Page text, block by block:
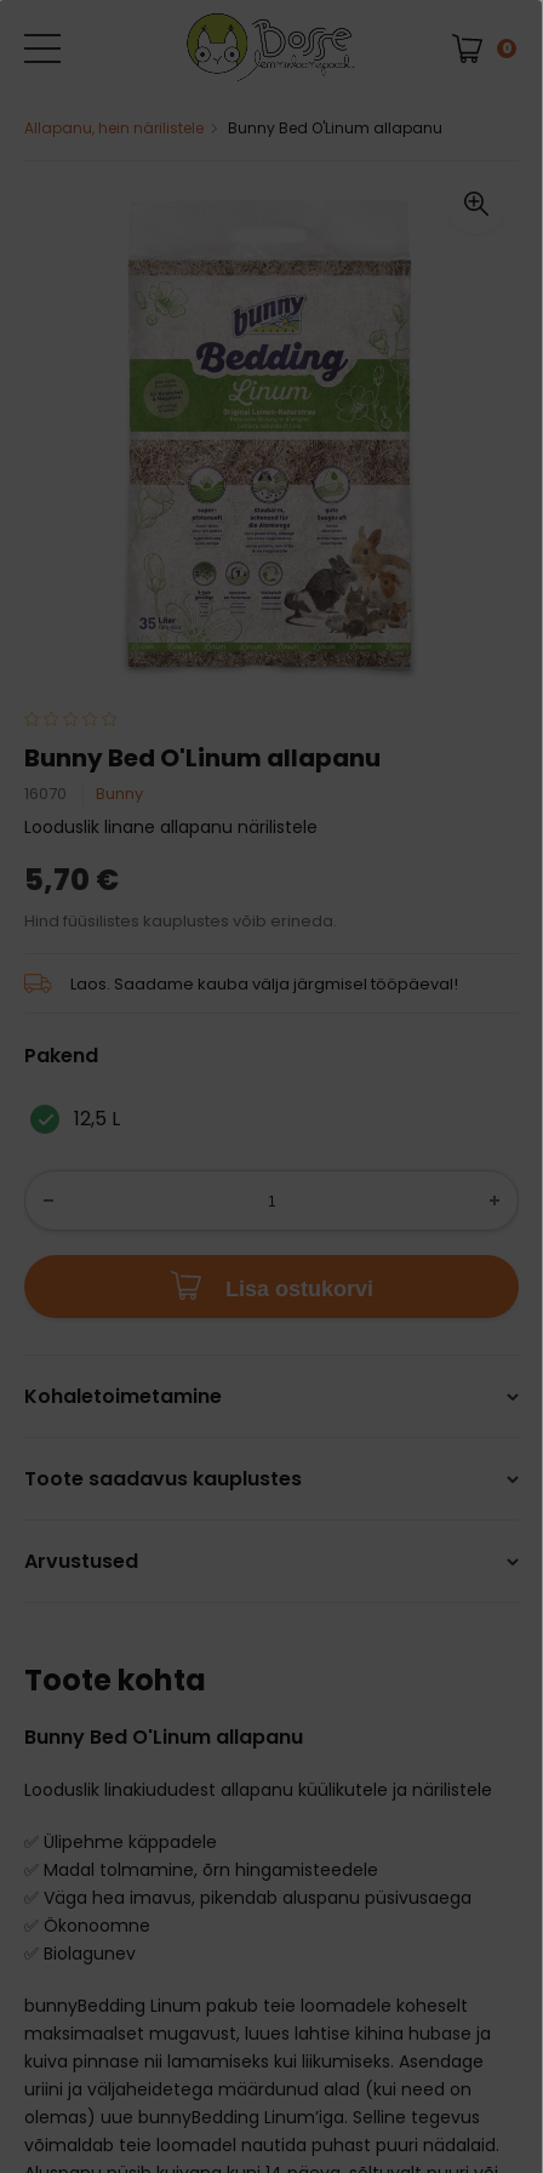
0
Allapanu, hein närilistele Bunny Bed O'Linum allapanu
Bunny Bed O'Linum allapanu
16070 Bunny
Looduslik linane allapanu närilistele
5,70 €
Hind füüsilistes kauplustes võib erineda.
Laos. Saadame kauba välja järgmisel tööpäeval!
Pakend
12,5 L
Lisa ostukorvi
Kohaletoimetamine
Toote saadavus kauplustes
Arvustused
Toote kohta
Bunny Bed O'Linum allapanu
Looduslik linakiududest allapanu küülikutele ja närilistele
✅ Ülipehme käppadele
✅ Madal tolmamine, õrn hingamisteedele
✅ Väga hea imavus, pikendab aluspanu püsivusaega
✅ Ökonoomne
✅ Biolagunev
bunnyBedding Linum pakub teie loomadele koheselt
maksimaalset mugavust, luues lahtise kihina hubase ja
kuiva pinnase nii lamamiseks kui liikumiseks. Asendage
uriini ja väljaheidetega määrdunud alad (kui need on
olemas) uue bunnyBedding Linum’iga. Selline tegevus
võimaldab teie loomadel nautida puhast puuri nädalaid.